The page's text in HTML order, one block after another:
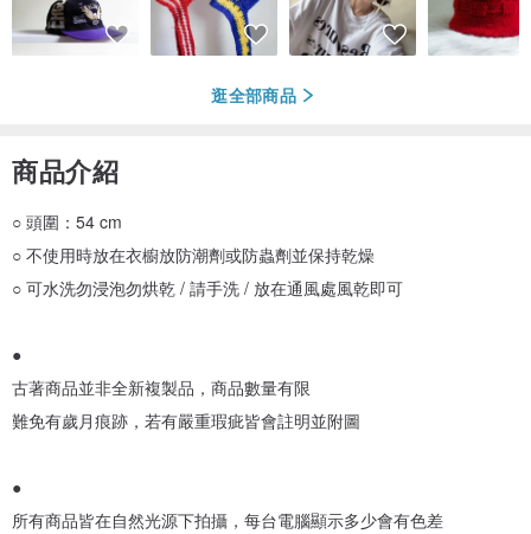
逛全部商品
商品介紹
○ 頭圍：54 cm
○ 不使用時放在衣櫥放防潮劑或防蟲劑並保持乾燥
○ 可水洗勿浸泡勿烘乾 / 請手洗 / 放在通風處風乾即可
●
古著商品並非全新複製品，商品數量有限
難免有歲月痕跡，若有嚴重瑕疵皆會註明並附圖
●
所有商品皆在自然光源下拍攝，每台電腦顯示多少會有色差